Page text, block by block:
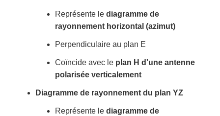
Représente le diagramme de
rayonnement horizontal (azimut)
Perpendiculaire au plan E
Coïncide avec le plan H d'une antenne
polarisée verticalement
Diagramme de rayonnement du plan YZ
Représente le diagramme de